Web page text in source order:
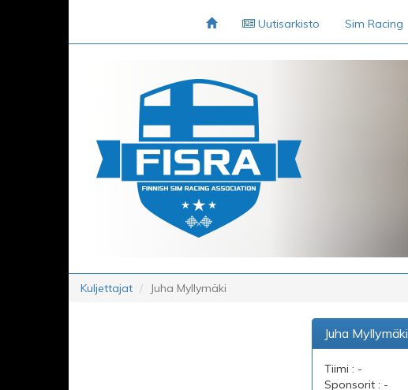
Uutisarkisto Sim Racing
Kuljettajat Juha Myllymäki
Juha Myllymäki
Tiimi : -
Sponsorit : -